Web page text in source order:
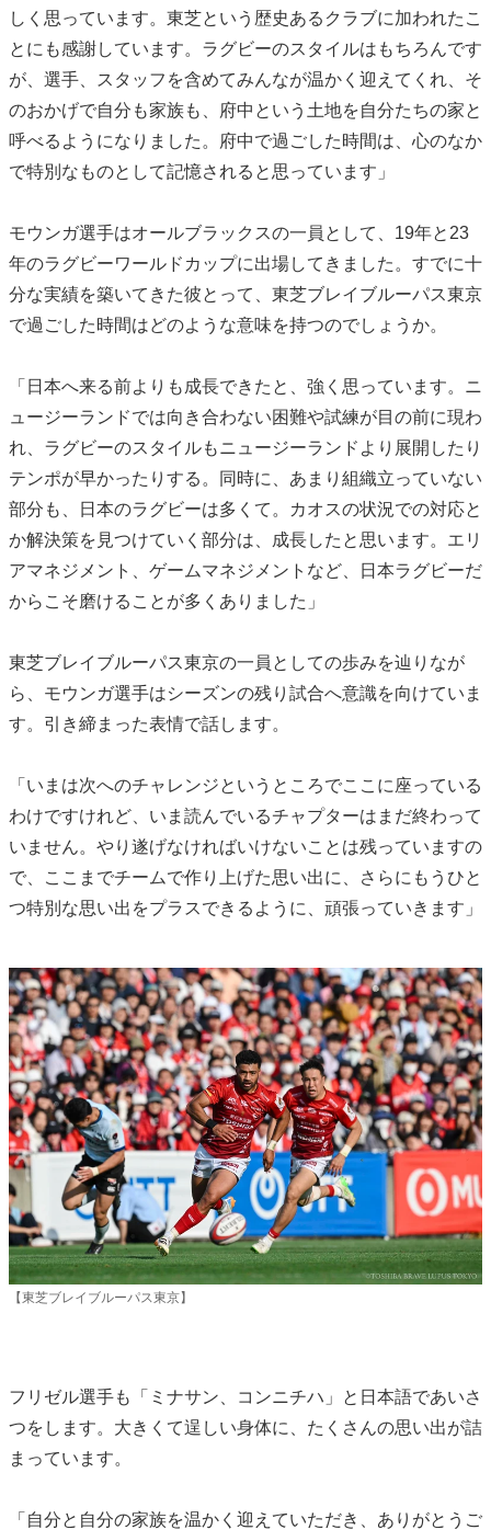
しく思っています。東芝という歴史あるクラブに加われたこ
とにも感謝しています。ラグビーのスタイルはもちろんです
が、選手、スタッフを含めてみんなが温かく迎えてくれ、そ
のおかげで自分も家族も、府中という土地を自分たちの家と
呼べるようになりました。府中で過ごした時間は、心のなか
で特別なものとして記憶されると思っています」
モウンガ選手はオールブラックスの一員として、19年と23
年のラグビーワールドカップに出場してきました。すでに十
分な実績を築いてきた彼とって、東芝ブレイブルーパス東京
で過ごした時間はどのような意味を持つのでしょうか。
「日本へ来る前よりも成長できたと、強く思っています。ニ
ュージーランドでは向き合わない困難や試練が目の前に現わ
れ、ラグビーのスタイルもニュージーランドより展開したり
テンポが早かったりする。同時に、あまり組織立っていない
部分も、日本のラグビーは多くて。カオスの状況での対応と
か解決策を見つけていく部分は、成長したと思います。エリ
アマネジメント、ゲームマネジメントなど、日本ラグビーだ
からこそ磨けることが多くありました」
東芝ブレイブルーパス東京の一員としての歩みを辿りなが
ら、モウンガ選手はシーズンの残り試合へ意識を向けていま
す。引き締まった表情で話します。
「いまは次へのチャレンジというところでここに座っている
わけですけれど、いま読んでいるチャプターはまだ終わって
いません。やり遂げなければいけないことは残っていますの
で、ここまでチームで作り上げた思い出に、さらにもうひと
つ特別な思い出をプラスできるように、頑張っていきます」
【東芝ブレイブルーパス東京】
フリゼル選手も「ミナサン、コンニチハ」と日本語であいさ
つをします。大きくて逞しい身体に、たくさんの思い出が詰
まっています。
「自分と自分の家族を温かく迎えていただき、ありがとうご